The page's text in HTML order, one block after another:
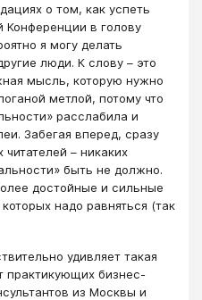
о том, как успеть
Конференции в голову
я могу делать
люди. К слову – это
мысль, которую нужно
метлой, потому что
расслабила и
Забегая вперед, сразу
– никаких
быть не должно.
достойные и сильные
надо равняться (так
удивляет такая
практикующих бизнес-
из Москвы и